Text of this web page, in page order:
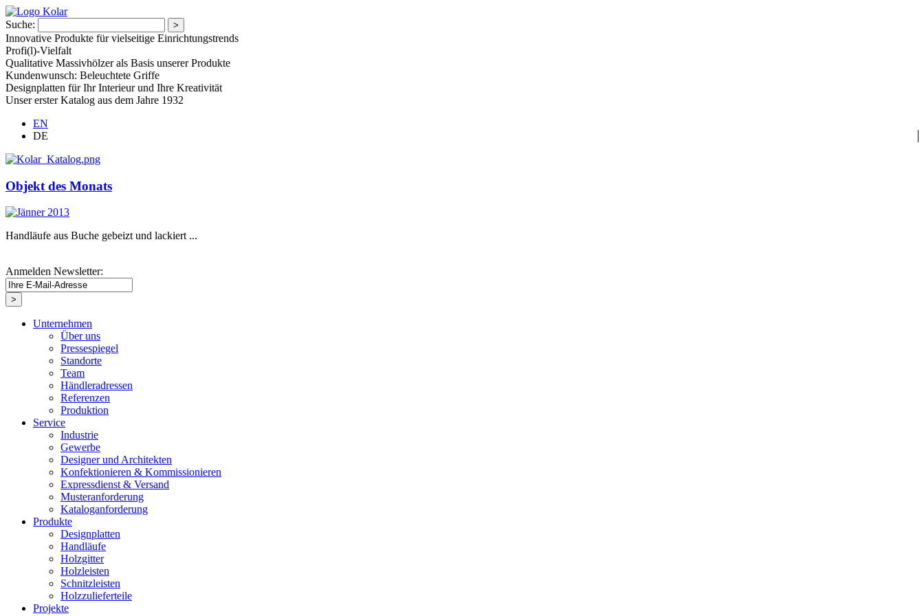
Suche:
Innovative Produkte für vielseitige Einrichtungstrends
Profi(l)-Vielfalt
Qualitative Massivhölzer als Basis unserer Produkte
Kundenwunsch: Beleuchtete Griffe
Designplatten für Ihr Interieur und Ihre Kreativität
Unser erster Katalog aus dem Jahre 1932
EN
DE
Objekt des Monats
Handläufe aus Buche gebeizt und lackiert ...
Anmelden Newsletter:
Unternehmen
Über uns
Pressespiegel
Standorte
Team
Händleradressen
Referenzen
Produktion
Service
Industrie
Gewerbe
Designer und Architekten
Konfektionieren & Kommissionieren
Expressdienst & Versand
Musteranforderung
Kataloganforderung
Produkte
Designplatten
Handläufe
Holzgitter
Holzleisten
Schnitzleisten
Holzzulieferteile
Projekte